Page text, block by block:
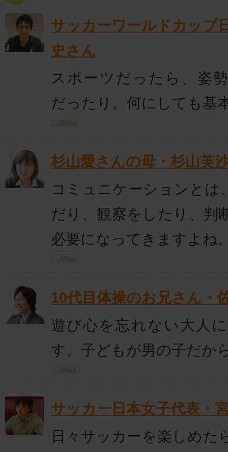
サッカーワールドカッ
史さん
スポーツだったら、姿
だったり。何にしても基
杉山愛さんの母・杉山芙
コミュニケーションとは
だり、観察をしたり、判
必要になってきますよね
10代目体操のお兄さん・
遊び心を忘れない大人
す。子どもが男の子だか
サッカー日本女子代表・
日々サッカーを楽しめた